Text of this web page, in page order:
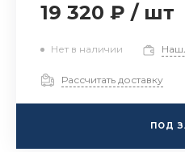
19 320 ₽ / шт
Нет в наличии
Рассчитать доставку
ПОД